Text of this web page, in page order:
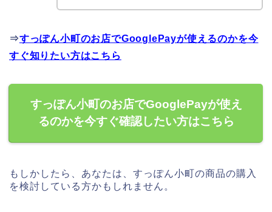
⇒すっぽん小町のお店でGooglePayが使えるのかを今
すぐ知りたい方はこちら
すっぽん小町のお店でGooglePayが使え
るのかを今すぐ確認したい方はこちら
もしかしたら、あなたは、すっぽん小町の商品の購入
を検討している方かもしれません。